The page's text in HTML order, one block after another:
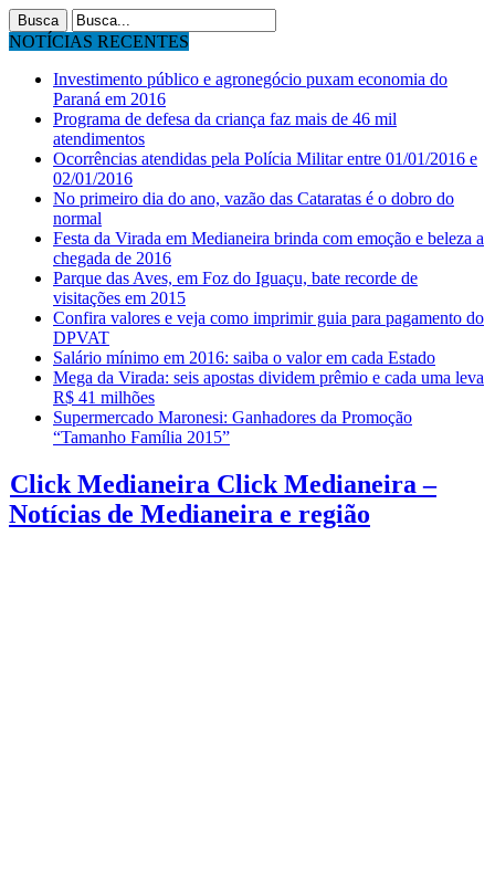
NOTÍCIAS RECENTES
Investimento público e agronegócio puxam economia do
Paraná em 2016
Programa de defesa da criança faz mais de 46 mil
atendimentos
Ocorrências atendidas pela Polícia Militar entre 01/01/2016 e
02/01/2016
No primeiro dia do ano, vazão das Cataratas é o dobro do
normal
Festa da Virada em Medianeira brinda com emoção e beleza a
chegada de 2016
Parque das Aves, em Foz do Iguaçu, bate recorde de
visitações em 2015
Confira valores e veja como imprimir guia para pagamento do
DPVAT
Salário mínimo em 2016: saiba o valor em cada Estado
Mega da Virada: seis apostas dividem prêmio e cada uma leva
R$ 41 milhões
Supermercado Maronesi: Ganhadores da Promoção
“Tamanho Família 2015”
Click Medianeira Click Medianeira –
Notícias de Medianeira e região